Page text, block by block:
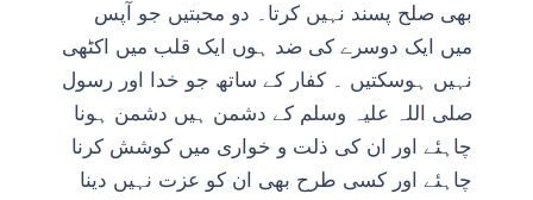
بھی صلح پسند نہیں کرتا۔ دو محبتیں جو آپس
میں ایک دوسرے کی ضد ہوں ایک قلب میں اکٹھی
نہیں ہوسکتیں ۔ کفار کے ساتھ جو خدا اور رسول
صلی اللہ علیہ وسلم کے دشمن ہیں دشمن ہونا
چاہئے اور ان کی ذلت و خواری میں کوشش کرنا
چاہئے اور کسی طرح بھی ان کو عزت نہیں دینا